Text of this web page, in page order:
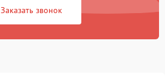
Заказать звонок